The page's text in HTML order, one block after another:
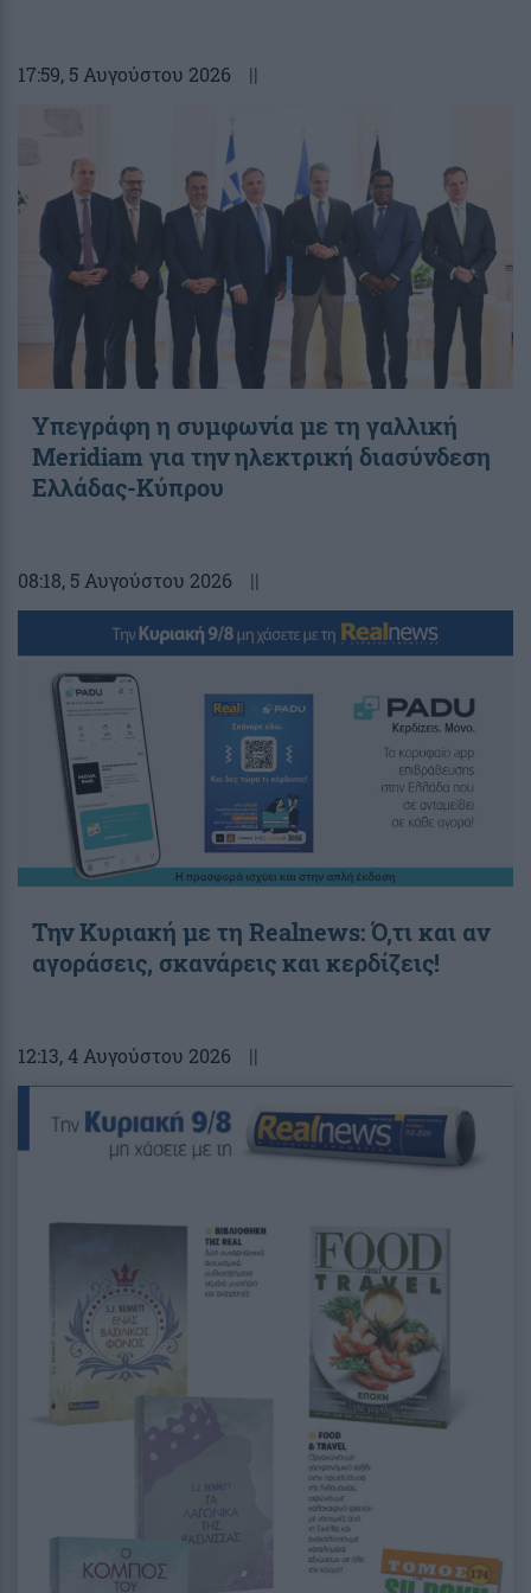
17:59, 5 Αυγούστου 2026 ||
Υπεγράφη η συμφωνία με τη γαλλική
Meridiam για την ηλεκτρική διασύνδεση
Ελλάδας-Κύπρου
08:18, 5 Αυγούστου 2026 ||
Την Κυριακή με τη Realnews: Ό,τι και αν
αγοράσεις, σκανάρεις και κερδίζεις!
12:13, 4 Αυγούστου 2026 ||